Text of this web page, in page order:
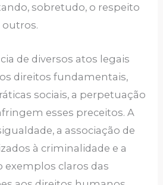
sobretudo, o respeito
outros.
de diversos atos legais
direitos fundamentais,
sociais, a perpetuação
esses preceitos. A
a associação de
à criminalidade e a
exemplos claros das